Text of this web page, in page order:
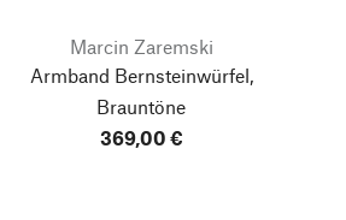
Marcin Zaremski
Armband Bernsteinwürfel,
Brauntöne
369,00 €